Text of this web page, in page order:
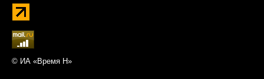
© ИА «Время Н»